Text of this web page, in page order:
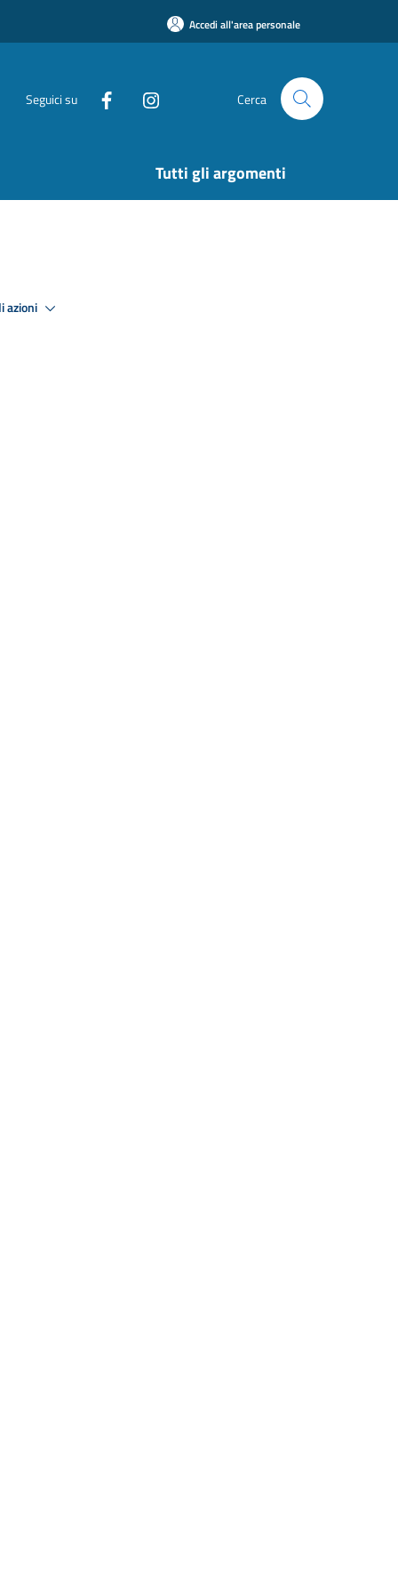
Accedi all'area personale
Seguici su Cerca
Tutti gli argomenti
azioni